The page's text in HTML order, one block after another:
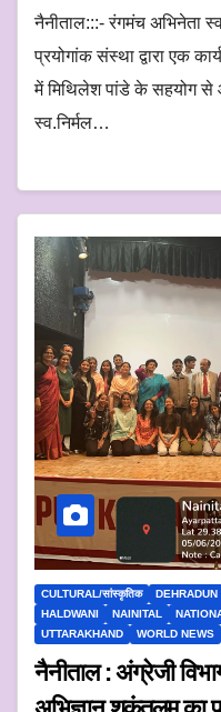
नैनीताल:::- रंगमंच अभिनेता
प्रयोगांक संस्था द्वारा एक
में मिथिलेश पांडे के सहयोग से
स्व.निर्मल…
CULTURAL/सांस्कृतिक DEHRADUN
HALDWANI
NAINITAL
UTTARAKHAND
WORLD NEWS
नैनीताल : अंग्रेजी